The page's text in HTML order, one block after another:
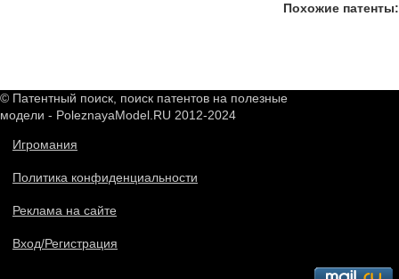
Похожие патенты:
© Патентный поиск, поиск патентов на полезные
модели - PoleznayaModel.RU 2012-2024
Игромания
Политика конфиденциальности
Реклама на сайте
Вход/Регистрация